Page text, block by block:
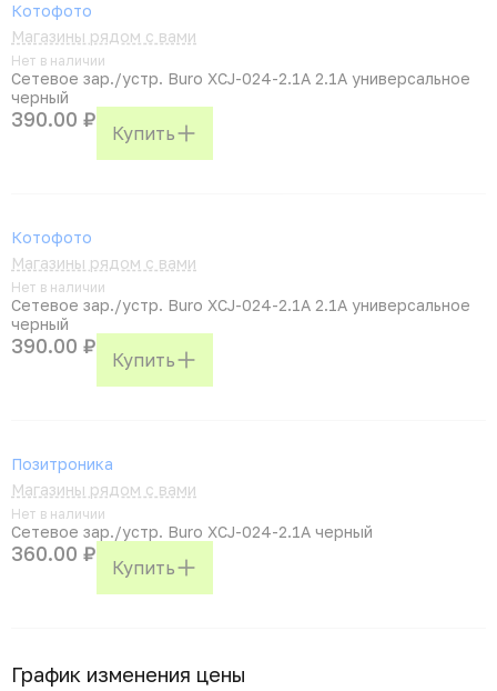
Котофото
Магазины рядом с вами
Нет в наличии
Сетевое зар./устр. Buro XCJ-024-2.1A 2.1A универсальное
черный
390.00 ₽
Купить
Котофото
Магазины рядом с вами
Нет в наличии
Сетевое зар./устр. Buro XCJ-024-2.1A 2.1A универсальное
черный
390.00 ₽
Купить
Позитроника
Магазины рядом с вами
Нет в наличии
Сетевое зар./устр. Buro XCJ-024-2.1A черный
360.00 ₽
Купить
График изменения цены